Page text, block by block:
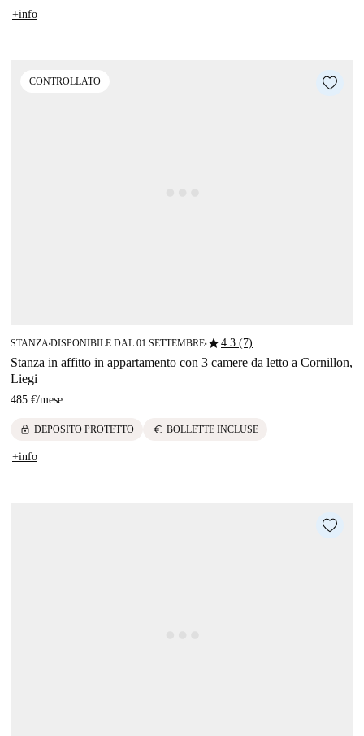
+info
CONTROLLATO
STANZA■DISPONIBILE DAL 01 SETTEMBRE■star4.3 (7)
Stanza in affitto in appartamento con 3 camere da letto a Cornillon,
Liegi
485 €/mese
lock DEPOSITO PROTETTO euro BOLLETTE INCLUSE
+info